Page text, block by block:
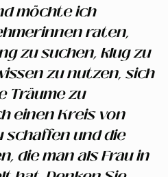
möchte ich
raten,
zu suchen, klug zu
zu nutzen, sich
Träume zu
einen Kreis von
und die
die man als Frau in